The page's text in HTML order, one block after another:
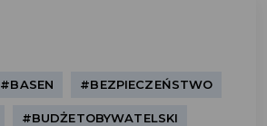
#BASEN #BEZPIECZEŃSTWO
#BUDŻETOBYWATELSKI